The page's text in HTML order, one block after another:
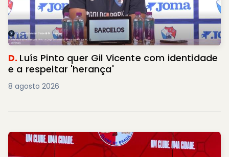
D. Luís Pinto quer Gil Vicente com identidade
e a respeitar 'herança'
8 agosto 2026